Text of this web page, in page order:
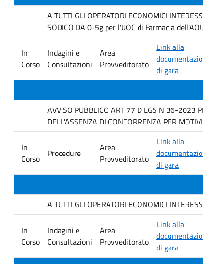
A TUTTI GLI OPERATORI ECONOMICI
SODICO DA 0-5g per l'UOC di Farmacia dell'AOUP
In
Corso
Indagini e
Consultazioni
Area
Provveditorato
Link alla
documentazione
di gara
AVVISO PUBBLICO ART 77 D LGS N 36-2023 PER
DELL'ASSENZA DI CONCORRENZA PER MOTIVI
In
Corso
Procedure
Area
Provveditorato
Link alla
documentazione
di gara
A TUTTI GLI OPERATORI ECONOMICI
In
Corso
Indagini e
Consultazioni
Area
Provveditorato
Link alla
documentazione
di gara